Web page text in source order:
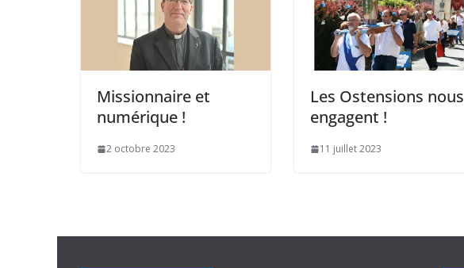
Missionnaire et
numérique !
2 octobre 2023
Les Ostensions nous
engagent !
11 juillet 2023